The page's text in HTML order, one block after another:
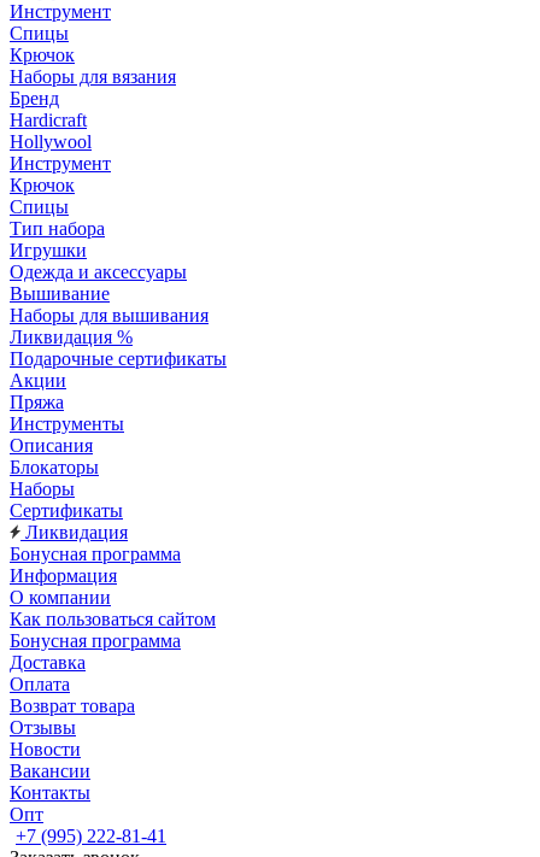
Инструмент
Спицы
Крючок
Наборы для вязания
Бренд
Hardicraft
Hollywool
Инструмент
Крючок
Спицы
Тип набора
Игрушки
Одежда и аксессуары
Вышивание
Наборы для вышивания
Ликвидация %
Подарочные сертификаты
Акции
Пряжа
Инструменты
Описания
Блокаторы
Наборы
Сертификаты
Ликвидация
Бонусная программа
Информация
О компании
Как пользоваться сайтом
Бонусная программа
Доставка
Оплата
Возврат товара
Отзывы
Новости
Вакансии
Контакты
Опт
+7 (995) 222-81-41